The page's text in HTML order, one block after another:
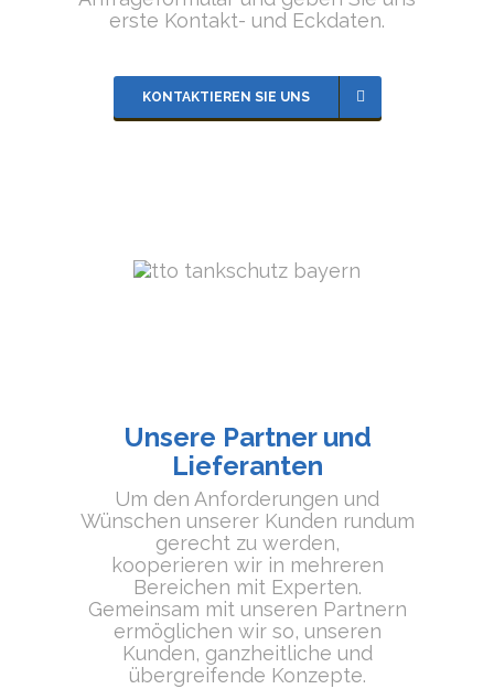
erste Kontakt- und Eckdaten.
KONTAKTIEREN SIE UNS
Unsere Partner und
Lieferanten
Um den Anforderungen und
Wünschen unserer Kunden rundum
gerecht zu werden,
kooperieren wir in mehreren
Bereichen mit Experten.
Gemeinsam mit unseren Partnern
ermöglichen wir so, unseren
Kunden, ganzheitliche und
übergreifende Konzepte.